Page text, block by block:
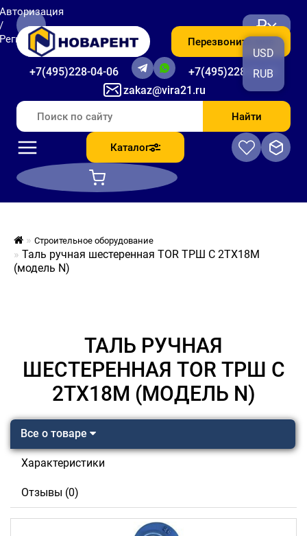
zakaz@vira21.ru
+7(495)228-04-06 +7(495)228-06-56
Перезвоните мне
₽
USD
RUB
Найти
Каталог
Строительное оборудование
Таль ручная шестеренная TOR ТРШ C 2ТХ18М
(модель N)
ТАЛЬ РУЧНАЯ
ШЕСТЕРЕННАЯ TOR ТРШ C
2ТХ18М (МОДЕЛЬ N)
Все о товаре
Характеристики
Отзывы (0)